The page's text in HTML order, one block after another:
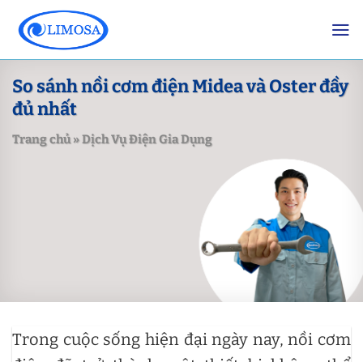
content
So sánh nồi cơm điện Midea và Oster đầy
đủ nhất
Trang chủ»Dịch Vụ Điện Gia Dụng
Trong cuộc sống hiện đại ngày nay, nồi cơm